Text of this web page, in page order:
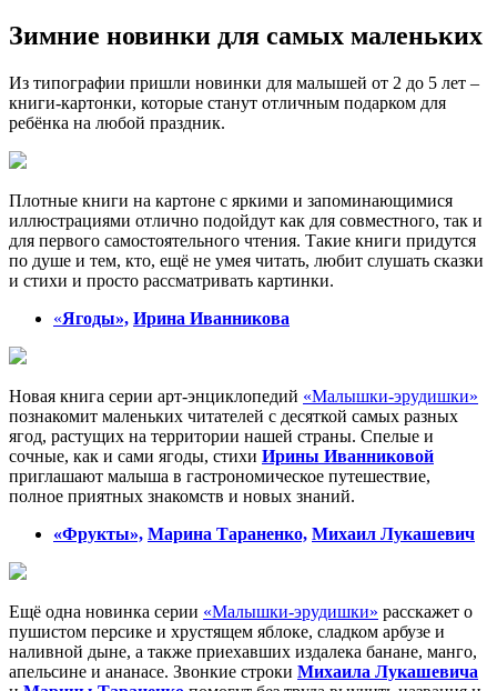
Зимние новинки для самых маленьких
Из типографии пришли новинки для малышей от 2 до 5 лет –
книги-картонки, которые станут отличным подарком для
ребёнка на любой праздник.
Плотные книги на картоне с яркими и запоминающимися
иллюстрациями отлично подойдут как для совместного, так и
для первого самостоятельного чтения. Такие книги придутся
по душе и тем, кто, ещё не умея читать, любит слушать сказки
и стихи и просто рассматривать картинки.
«Ягоды», Ирина Иванникова
Новая книга серии арт-энциклопедий «Малышки-эрудишки»
познакомит маленьких читателей с десяткой самых разных
ягод, растущих на территории нашей страны. Спелые и
сочные, как и сами ягоды, стихи Ирины Иванниковой
приглашают малыша в гастрономическое путешествие,
полное приятных знакомств и новых знаний.
«Фрукты», Марина Тараненко, Михаил Лукашевич
Ещё одна новинка серии «Малышки-эрудишки» расскажет о
пушистом персике и хрустящем яблоке, сладком арбузе и
наливной дыне, а также приехавших издалека банане, манго,
апельсине и ананасе. Звонкие строки Михаила Лукашевича